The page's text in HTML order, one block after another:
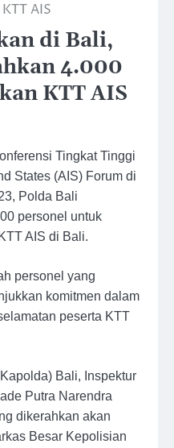
AIS
di Bali,
4.000
KTT AIS
Tingkat Tinggi
States (AIS) Forum di
Polda Bali
personel untuk
AIS di Bali.
personel yang
komitmen dalam
peserta KTT
Bali, Inspektur
Putra Narendra
dikerahkan akan
Besar Kepolisian